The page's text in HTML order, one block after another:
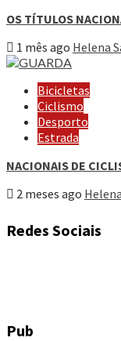
OS TÍTULOS
1 mês ago Helena
Bicicletas
Ciclismo
Desporto
Estrada
NACIONAIS DE
2 meses ago
Redes Sociais
Pub